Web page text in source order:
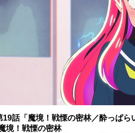
19話「魔境！戦慄の密林／酔っぱら
境！戦慄の密林